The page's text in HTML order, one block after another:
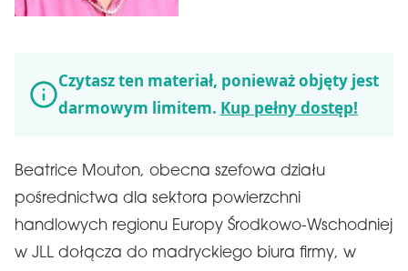
Czytasz ten materiał, ponieważ objęty jest
darmowym limitem. Kup pełny dostęp!
Beatrice Mouton, obecna szefowa działu
pośrednictwa dla sektora powierzchni
handlowych regionu Europy Środkowo-Wschodniej
w JLL dołącza do madryckiego biura firmy, w